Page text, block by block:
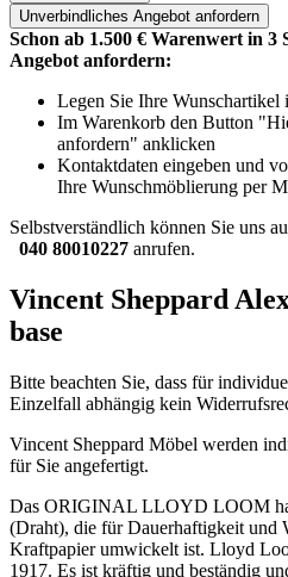
Unverbindliches Angebot anfordern
Schon ab 1.500 € Warenwert in
Angebot anfordern:
Legen Sie Ihre Wunschartikel
Im Warenkorb den Button
anfordern" anklicken
Kontaktdaten eingeben und
Ihre Wunschmöblierung per
Selbstverständlich können Sie uns
040 80010227 anrufen.
Vincent Sheppard
base
Bitte beachten Sie, dass für
Einzelfall abhängig kein
Vincent Sheppard Möbel werden
für Sie angefertigt.
Das ORIGINAL LLOYD LOOM
(Draht), die für Dauerhaftigkeit und
Kraftpapier umwickelt ist. Lloyd
1917. Es ist kräftig und beständig